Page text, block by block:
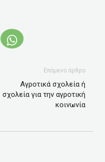
Επόμενο άρθρο
Αγροτικά σχολεία ή
σχολεία για την αγροτική
κοινωνία